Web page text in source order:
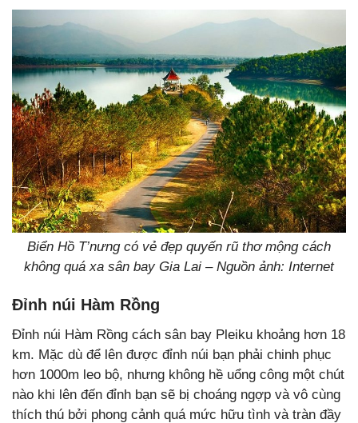
Biển Hồ T’nưng có vẻ đẹp quyến rũ thơ mộng cách
không quá xa sân bay Gia Lai – Nguồn ảnh: Internet
Đỉnh núi Hàm Rồng
Đỉnh núi Hàm Rồng cách sân bay Pleiku khoảng hơn 18
km. Mặc dù để lên được đỉnh núi bạn phải chinh phục
hơn 1000m leo bộ, nhưng không hề uổng công một chút
nào khi lên đến đỉnh bạn sẽ bị choáng ngợp và vô cùng
thích thú bởi phong cảnh quá mức hữu tình và tràn đầy